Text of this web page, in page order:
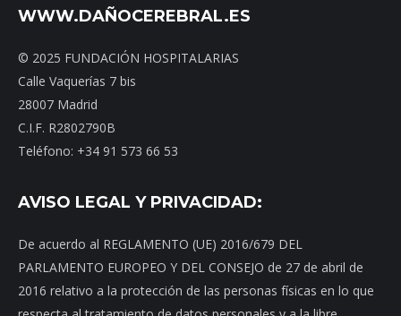
WWW.DAÑOCEREBRAL.ES
© 2025 FUNDACIÓN HOSPITALARIAS
Calle Vaquerías 7 bis
28007 Madrid
C.I.F. R2802790B
Teléfono: +34 91 573 66 53
AVISO LEGAL Y PRIVACIDAD:
De acuerdo al REGLAMENTO (UE) 2016/679 DEL
PARLAMENTO EUROPEO Y DEL CONSEJO de 27 de abril de
2016 relativo a la protección de las personas físicas en lo que